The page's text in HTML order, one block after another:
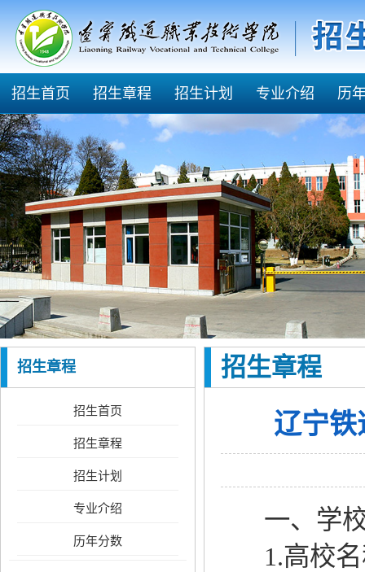
招生首页 招生章程 招生计划 专业介绍 历
招生章程
招生首页
招生章程
招生计划
专业介绍
历年分数
辽宁铁道职业技术学院2026
招生章程
辽宁铁
一、学
1.高校